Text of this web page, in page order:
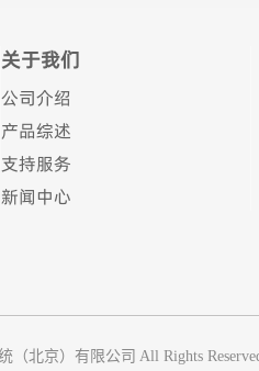
关于我们
公司介绍
产品综述
支持服务
新闻中心
（北京）有限公司 All Rights